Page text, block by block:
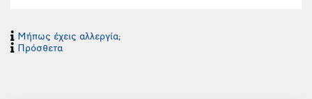
Μήπως έχεις αλλεργία;
Πρόσθετα